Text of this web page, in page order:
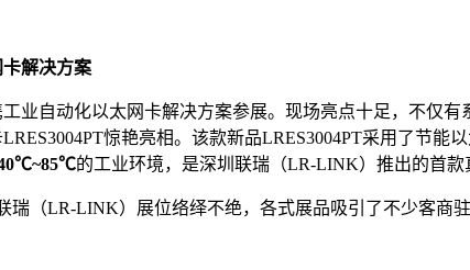
解决方案
业自动化以太网卡解决方案参展。现场亮点十足，不仅有
LRES3004PT惊艳亮相。该款新品LRES3004PT采用了节能
~85℃的工业环境，是深圳联瑞（LR-LINK）推出的首款
瑞（LR-LINK）展位络绎不绝，各式展品吸引了不少客商